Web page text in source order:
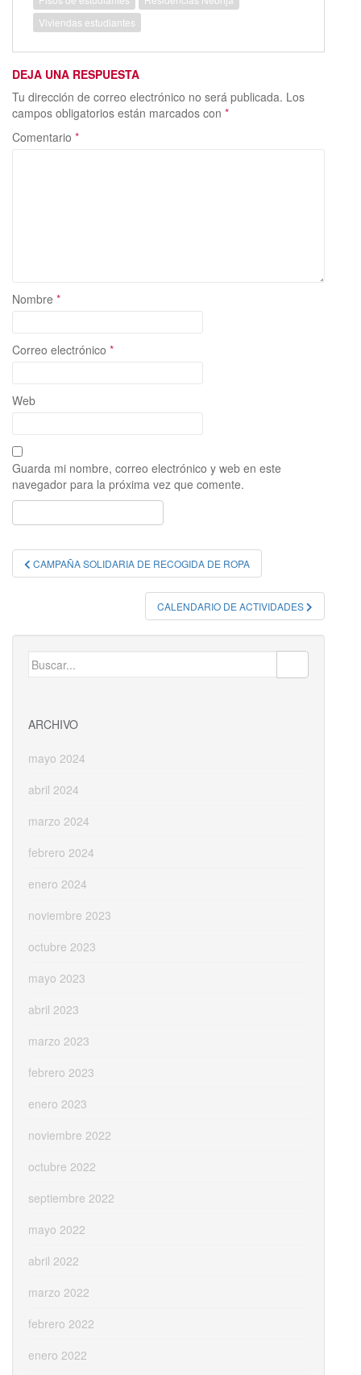
o
k
n
r
Viviendas estudiantes
DEJA UNA RESPUESTA
Tu dirección de correo electrónico no será publicada. Los
campos obligatorios están marcados con *
Comentario *
Nombre *
Correo electrónico *
Web
Guarda mi nombre, correo electrónico y web en este
navegador para la próxima vez que comente.
Navegación
de
CAMPAÑA SOLIDARIA DE RECOGIDA DE ROPA
CALENDARIO DE ACTIVIDADES
Buscar:
ARCHIVO
mayo 2024
abril 2024
marzo 2024
febrero 2024
enero 2024
noviembre 2023
octubre 2023
mayo 2023
abril 2023
marzo 2023
febrero 2023
enero 2023
noviembre 2022
octubre 2022
septiembre 2022
mayo 2022
abril 2022
marzo 2022
febrero 2022
enero 2022